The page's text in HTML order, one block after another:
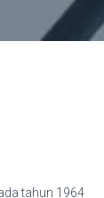
tahun 1964